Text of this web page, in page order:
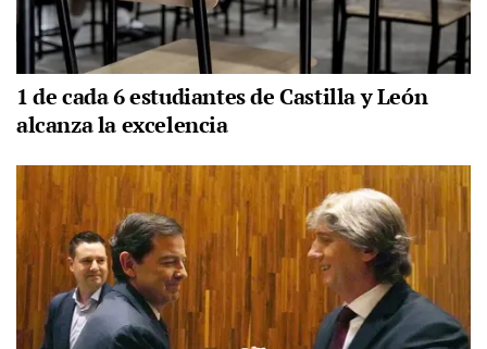
1 de cada 6 estudiantes de Castilla y León
alcanza la excelencia